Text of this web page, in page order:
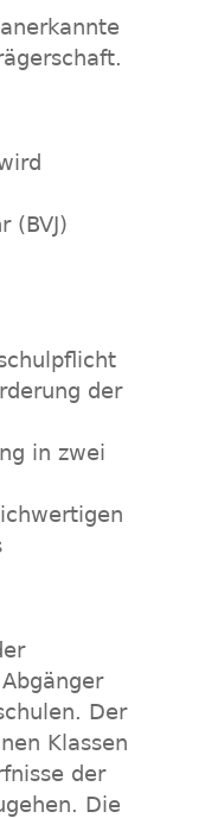
(BVJ)
der
in zwei
Der
Klassen
der
Die